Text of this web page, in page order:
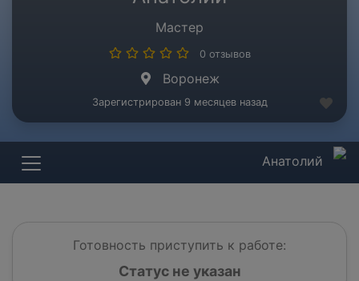
Мастер
0 отзывов
Воронеж
Зарегистрирован 9 месяцев назад
Анатолий
Готовность приступить к работе:
Статус не указан